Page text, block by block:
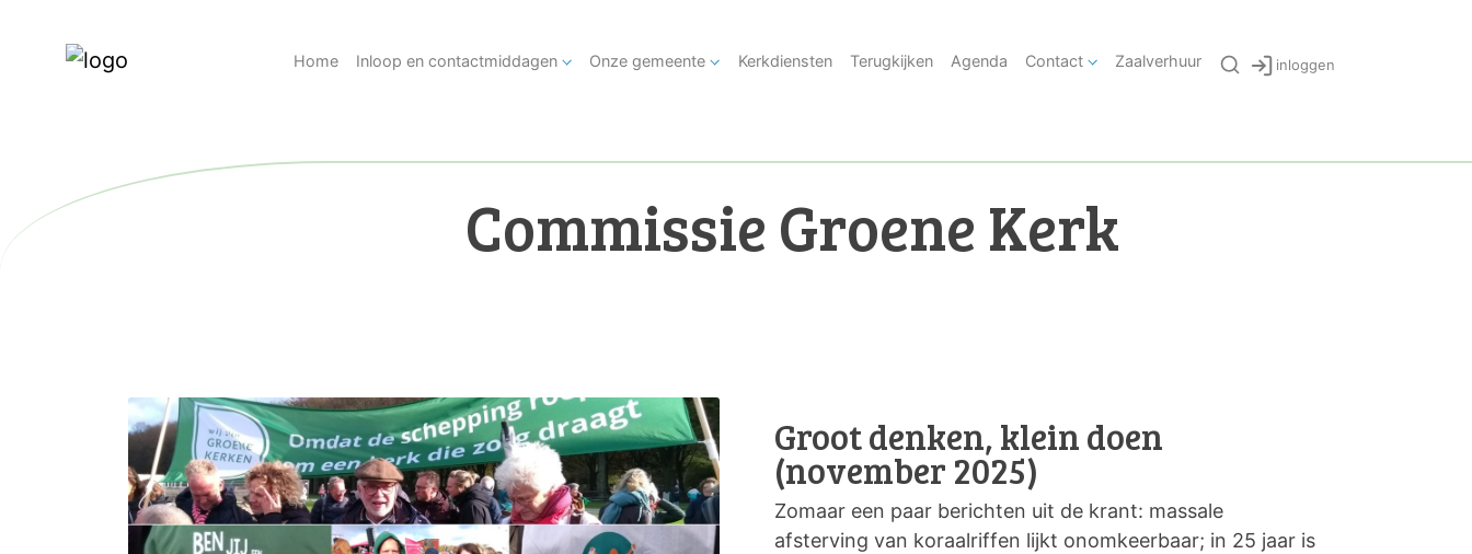
Home Inloop en contactmiddagen Onze gemeente Kerkdiensten Terugkijken Agenda Contact Zaalverhuur inloggen
Commissie Groene Kerk
Groot denken, klein doen
(november 2025)
Zomaar een paar berichten uit de krant: massale
afsterving van koraalriffen lijkt onomkeerbaar; in 25 jaar is